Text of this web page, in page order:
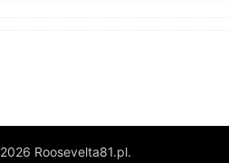
Roosevelta81.pl.